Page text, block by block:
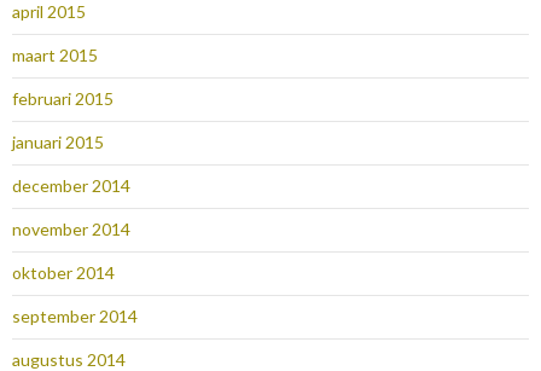
april 2015
maart 2015
februari 2015
januari 2015
december 2014
november 2014
oktober 2014
september 2014
augustus 2014